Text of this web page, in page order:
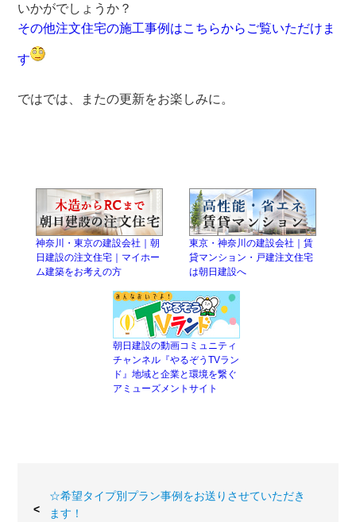
いかがでしょうか？
その他注文住宅の施工事例はこちらからご覧いただけま
す
ではでは、またの更新をお楽しみに。
神奈川・東京の建設会社｜朝
日建設の注文住宅｜マイホー
ム建築をお考えの方
東京・神奈川の建設会社｜賃
貸マンション・戸建注文住宅
は朝日建設へ
朝日建設の動画コミュニティ
チャンネル『やるぞうTVラン
ド』地域と企業と環境を繋ぐ
アミューズメントサイト
☆希望タイプ別プラン事例をお送りさせていただき
ます！